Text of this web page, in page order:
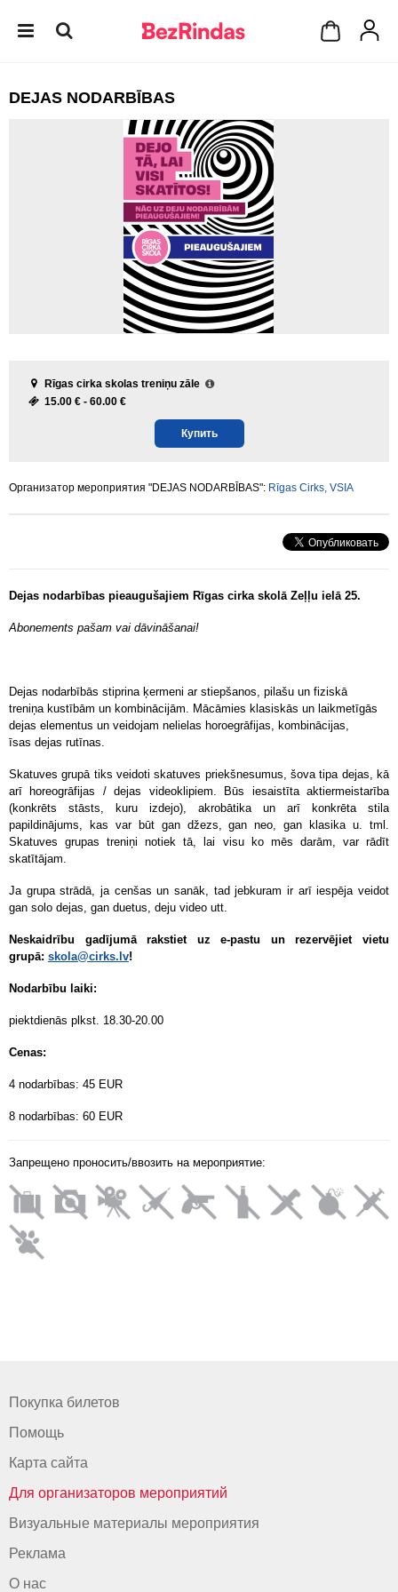
DEJAS NODARBĪBAS
Rīgas cirka skolas treniņu zāle
15.00 € - 60.00 €
Купить
Организатор мероприятия "DEJAS NODARBĪBAS": Rīgas Cirks, VSIA
Dejas nodarbības pieaugušajiem Rīgas cirka skolā Zeļļu ielā 25.
Abonements pašam vai dāvināšanai!
Dejas nodarbībās stiprina ķermeni ar stiepšanos, pilašu un fiziskā
treniņa kustībām un kombinācijām. Mācāmies klasiskās un laikmetīgās
dejas elementus un veidojam nelielas horoegrāfijas, kombinācijas,
īsas dejas rutīnas.
Skatuves grupā tiks veidoti skatuves priekšnesumus, šova tipa dejas, kā
arī horeogrāfijas / dejas videoklipiem. Būs iesaistīta aktiermeistarība
(konkrēts stāsts, kuru izdejo), akrobātika un arī konkrēta stila
papildinājums, kas var būt gan džezs, gan neo, gan klasika u. tml.
Skatuves grupas treniņi notiek tā, lai visu ko mēs darām, var rādīt
skatītājam.
Ja grupa strādā, ja cenšas un sanāk, tad jebkuram ir arī iespēja veidot
gan solo dejas, gan duetus, deju video utt.
Neskaidrību gadījumā rakstiet uz e-pastu un rezervējiet vietu
grupā: skola@cirks.lv!
Nodarbību laiki:
piektdienās plkst. 18.30-20.00
Cenas:
4 nodarbības: 45 EUR
8 nodarbības: 60 EUR
Запрещено проносить/ввозить на мероприятие:
Покупка билетов
Помощь
Карта сайта
Для организаторов мероприятий
Визуальные материалы мероприятия
Реклама
О нас